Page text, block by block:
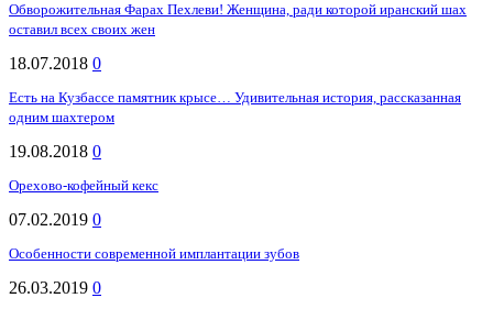
Обворожительная Фарах Пехлеви! Женщина, ради которой иранский шах
оставил всех своих жен
18.07.2018 0
Есть на Кузбассе памятник крысе… Удивительная история, рассказанная
одним шахтером
19.08.2018 0
Орехово-кофейный кекс
07.02.2019 0
Особенности современной имплантации зубов
26.03.2019 0